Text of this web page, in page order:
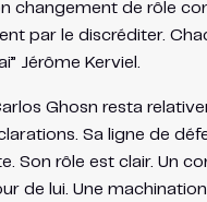
changement de rôle
par le discréditer.
Jérôme Kerviel.
Ghosn resta
Sa ligne de
Son rôle est clair. Un
de lui. Une